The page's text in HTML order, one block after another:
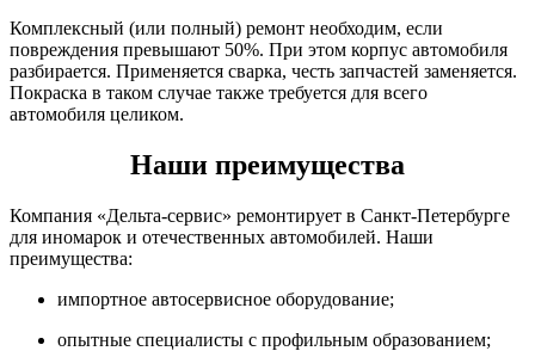
Комплексный (или полный) ремонт необходим, если
повреждения превышают 50%. При этом корпус автомобиля
разбирается. Применяется сварка, честь запчастей заменяется.
Покраска в таком случае также требуется для всего
автомобиля целиком.
Наши преимущества
Компания «Дельта-сервис» ремонтирует в Санкт-Петербурге
для иномарок и отечественных автомобилей. Наши
преимущества:
импортное автосервисное оборудование;
опытные специалисты с профильным образованием;